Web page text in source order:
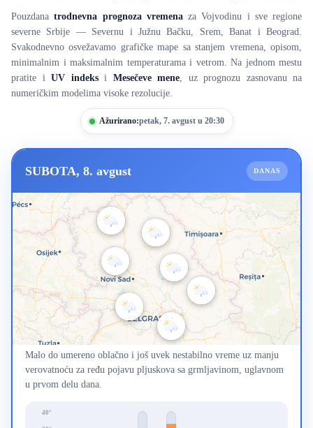
Pouzdanatrodnevna prognoza vremenaza Vojvodinu i sve regione
severne Srbije — Severnu i Južnu Bačku, Srem, Banat i Beograd.
Svakodnevno osvežavamo grafičke mape sa stanjem vremena, opisom,
minimalnim i maksimalnim temperaturama i vetrom. Na jednom mestu
pratite i UV indeksi Mesečeve mene, uz prognozu zasnovanu na
numeričkim modelima visoke rezolucije.
Ažurirano:petak, 7. avgust u 20:30
SUBOTA, 8. avgust DANAS
Malo do umereno oblačno i još uvek nestabilno vreme uz manju
verovatnoću za ređu pojavu pljuskova sa grmljavinom, uglavnom
u prvom delu dana.
40°